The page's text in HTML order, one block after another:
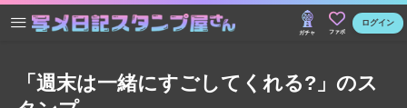
ガチャ ファボ
ログイン
「週末は一緒にすごしてくれる?」のス